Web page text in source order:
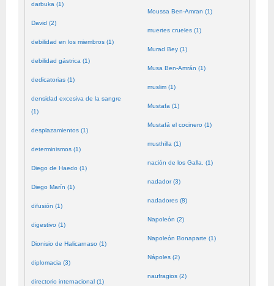
darbuka (1)
David (2)
debilidad en los miembros (1)
debilidad gástrica (1)
dedicatorias (1)
densidad excesiva de la sangre
(1)
desplazamientos (1)
determinismos (1)
Diego de Haedo (1)
Diego Marín (1)
difusión (1)
digestivo (1)
Dionisio de Halicarnaso (1)
diplomacia (3)
directorio internacional (1)
Moussa Ben-Amran (1)
muertes crueles (1)
Murad Bey (1)
Musa Ben-Amrán (1)
muslim (1)
Mustafa (1)
Mustafá el cocinero (1)
musthilla (1)
nación de los Galla. (1)
nadador (3)
nadadores (8)
Napoleón (2)
Napoleón Bonaparte (1)
Nápoles (2)
naufragios (2)